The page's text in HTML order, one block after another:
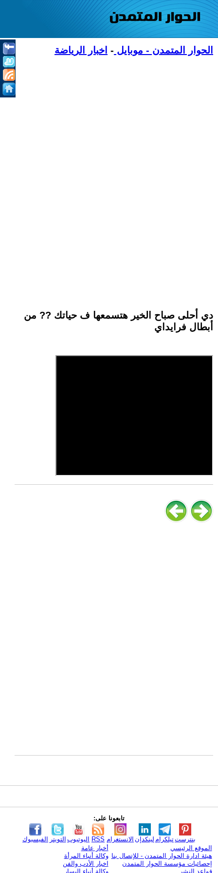
الحوار المتمدن - موبايل - اخبار الرياضة
دي أحلى صباح الخير هتسمعها ف حياتك ?? من
أبطال فرايداي
تابعونا على:
الفيسبوك التويتر اليوتيوب RSS الانستغرام لينكدإن تيلكرامبنترست
الموقع الرئيسي
هيئة ادارة الحوار المتمدن - للإتصال بنا
إحصائيات مؤسسة الحوار المتمدن
قواعد النشر
أخبار عامة
وكالة أنباء المرأة
اخبار الأدب والفن
وكالة أنباء اليسار